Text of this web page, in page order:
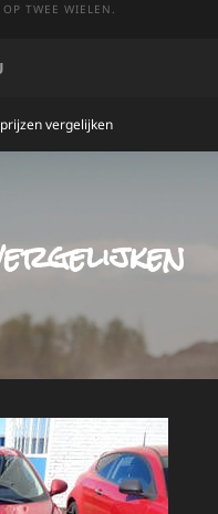
TWEE WIELEN.
prijzen vergelijken